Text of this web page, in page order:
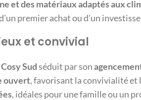
et des matériaux adaptés aux
premier achat ou d’un
et convivial
Sudséduit par son
ouvert, favorisant la convivialité et
, idéales pour une famille ou un